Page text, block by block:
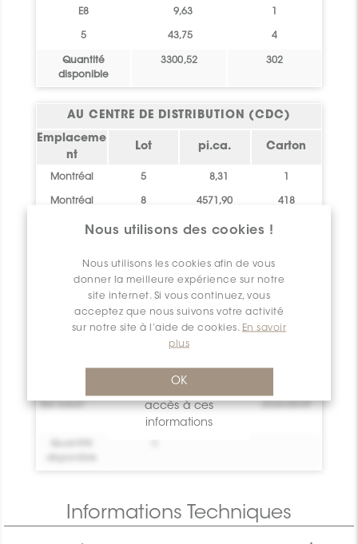
Nous utilisons des cookies !
Nous utilisons les cookies afin de vous
donner la meilleure expérience sur notre
site internet. Si vous continuez, vous
acceptez que nous suivons votre activité
sur notre site à l’aide de cookies. En savoir
plus
OK
E8 9,63
5 43,75 4
Quantité
disponible
3300,52 302
AU CENTRE DE DISTRIBUTION (CDC)
Emplaceme
nt
Lot pi.ca. Carton
Montréal 5 8,31
Montréal 8 4571,90 418
Montréal G9 9,19
disponible
ARRIVÉE DU STOCK
Emplaceme
Date
0
Crée toi un
2026-08-09
Bel essai! 0
Crée toi un
compte !
2026-08-09
accès à ces
informations
Informations Techniques